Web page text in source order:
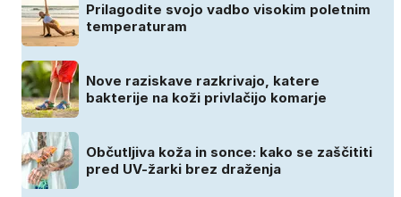
Prilagodite svojo vadbo visokim poletnim
temperaturam
Nove raziskave razkrivajo, katere
bakterije na koži privlačijo komarje
Občutljiva koža in sonce: kako se zaščititi
pred UV-žarki brez draženja